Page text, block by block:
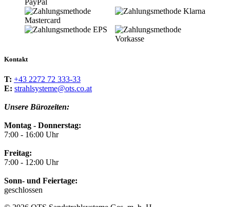
Kontakt
T: +43 2272 72 333-33
E: strahlsysteme@ots.co.at
Unsere Bürozeiten:
Montag - Donnerstag:
7:00 - 16:00 Uhr
Freitag:
7:00 - 12:00 Uhr
Sonn- und Feiertage:
geschlossen